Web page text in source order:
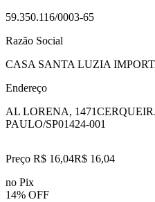
59.350.116/0003-65
Razão Social
CASA SANTA LUZIA
Endereço
AL LORENA, 1471
PAULO/SP01424-001
Preço R$ 16,04R$ 16,04
no Pix
14% OFF